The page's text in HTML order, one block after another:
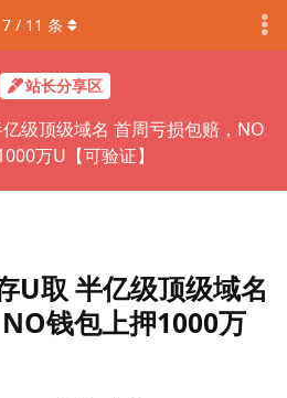
站长分享区
亿级顶级域名 首周亏损包赔，NO
万U【可验证】
7 / 11 条
U取 半亿级顶级域名
钱包上押1000万